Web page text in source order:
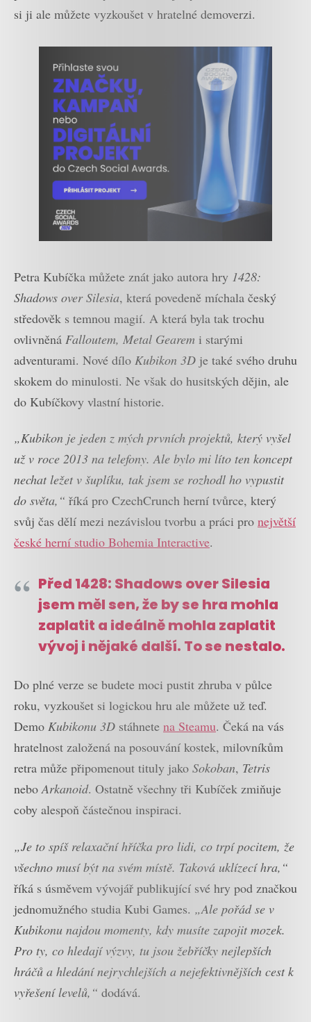
si ji ale můžete vyzkoušet v hratelné demoverzi.
Petra Kubíčka můžete znát jako autora hry 1428:
Shadows over Silesia, která povedeně míchala český
středověk s temnou magií. A která byla tak trochu
ovlivněná Falloutem, Metal Gearem i starými
adventurami. Nové dílo Kubikon 3D je také svého druhu
skokem do minulosti. Ne však do husitských dějin, ale
do Kubíčkovy vlastní historie.
„Kubikon je jeden z mých prvních projektů, který vyšel
už v roce 2013 na telefony. Ale bylo mi líto ten koncept
nechat ležet v šuplíku, tak jsem se rozhodl ho vypustit
do světa,“ říká pro CzechCrunch herní tvůrce, který
svůj čas dělí mezi nezávislou tvorbu a práci pro největší
české herní studio Bohemia Interactive.
Před 1428: Shadows over Silesia
jsem měl sen, že by se hra mohla
zaplatit a ideálně mohla zaplatit
vývoj i nějaké další. To se nestalo.
Do plné verze se budete moci pustit zhruba v půlce
roku, vyzkoušet si logickou hru ale můžete už teď.
Demo Kubikonu 3D stáhnete na Steamu. Čeká na vás
hratelnost založená na posouvání kostek, milovníkům
retra může připomenout tituly jako Sokoban, Tetris
neboArkanoid. Ostatně všechny tři Kubíček zmiňuje
coby alespoň částečnou inspiraci.
„Je to spíš relaxační hříčka pro lidi, co trpí pocitem, že
všechno musí být na svém místě. Taková uklízecí hra,“
říká s úsměvem vývojář publikující své hry pod značkou
jednomužného studia Kubi Games. „Ale pořád se v
Kubikonu najdou momenty, kdy musíte zapojit mozek.
Pro ty, co hledají výzvy, tu jsou žebříčky nejlepších
hráčů a hledání nejrychlejších a nejefektivnějších cest k
vyřešení levelů,“ dodává.